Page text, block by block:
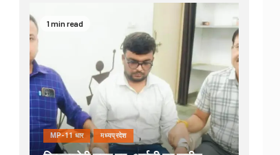
1 min read
MP-11 धार मध्यप्रदेश